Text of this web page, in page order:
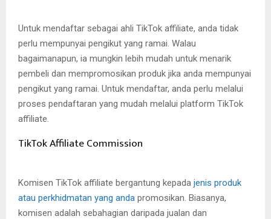
Untuk mendaftar sebagai ahli TikTok affiliate, anda tidak
perlu mempunyai pengikut yang ramai. Walau
bagaimanapun, ia mungkin lebih mudah untuk menarik
pembeli dan mempromosikan produk jika anda mempunyai
pengikut yang ramai. Untuk mendaftar, anda perlu melalui
proses pendaftaran yang mudah melalui platform TikTok
affiliate.
TikTok Affiliate Commission
Komisen TikTok affiliate bergantung kepada jenis produk
atau perkhidmatan yang anda promosikan. Biasanya,
komisen adalah sebahagian daripada jualan dan